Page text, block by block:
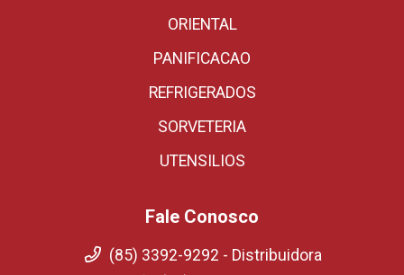
ORIENTAL
PANIFICACAO
REFRIGERADOS
SORVETERIA
UTENSILIOS
Fale Conosco
(85) 3392-9292 - Distribuidora